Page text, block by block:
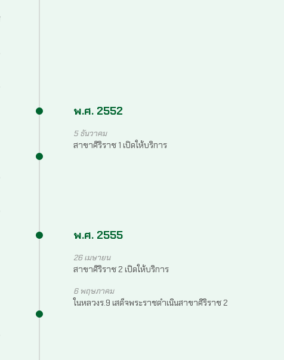
พ.ศ. 2552
5 ธันวาคม
สาขาศิริราช 1 เปิดให้บริการ
พ.ศ. 2555
26 เมษายน
สาขาศิริราช 2 เปิดให้บริการ
6 พฤษภาคม
ในหลวงร.9 เสด็จพระราชดำเนินสาขาศิริราช 2